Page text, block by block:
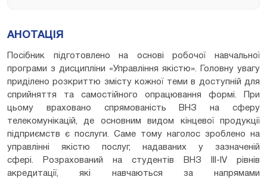
АНОТАЦІЯ
Посібник підготовлено на основі робочої навчальної
програми з дисципліни «Управління якістю». Головну увагу
приділено розкриттю змісту кожної теми в доступній для
сприйняття та самостійного опрацювання формі. При
цьому враховано спрямованість ВНЗ на сферу
телекомунікацій, де основним видом кінцевої продукції
підприємств є послуги. Саме тому наголос зроблено на
управлінні якістю послуг, надаваних у зазначеній
сфері. Розрахований на студентів ВНЗ ІІІ-IV рівнів
акредитації, які навчаються за напрямами